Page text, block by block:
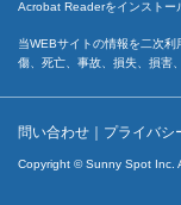
Acrobat Readerをインストー
当WEBサイトの情報を二次
傷、死亡、事故、損失、損害
問い合わせ ｜ プライバシ
Copyright © Sunny Spot Inc.